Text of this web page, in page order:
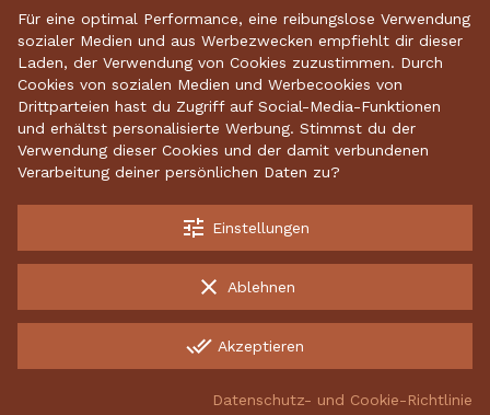
basierend auf 2633bewertungen.
Startseite • Keramikdeko • Gartenkeramik •
Sparschweine • Räucherfiguren • Keramikhäuser
INCO Production UAB, 134882342, Energetikų g. 8, LT-52461
Kostenloser Versand ab 70 €
Garantiert sichere Lieferung
Kostenlose Rücksendungen
Für eine optimal Performance, eine reibungslose Verwendung
sozialer Medien und aus Werbezwecken empfiehlt dir dieser
Laden, der Verwendung von Cookies zuzustimmen. Durch
Cookies von sozialen Medien und Werbecookies von
Drittparteien hast du Zugriff auf Social-Media-Funktionen
und erhältst personalisierte Werbung. Stimmst du der
Verwendung dieser Cookies und der damit verbundenen
Verarbeitung deiner persönlichen Daten zu?
tune Einstellungen
clear Ablehnen
done_all Akzeptieren
Datenschutz- und Cookie-Richtlinie